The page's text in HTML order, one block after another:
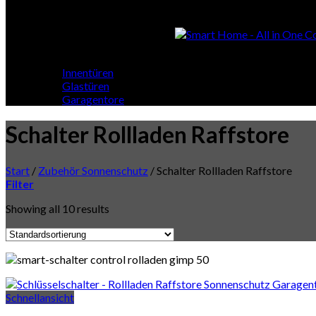
Innentüren
Glastüren
Garagentore
Schalter Rollladen Raffstore
Start / Zubehör Sonnenschutz / Schalter Rollladen Raffstore
Filter
Showing all 10 results
Schnellansicht